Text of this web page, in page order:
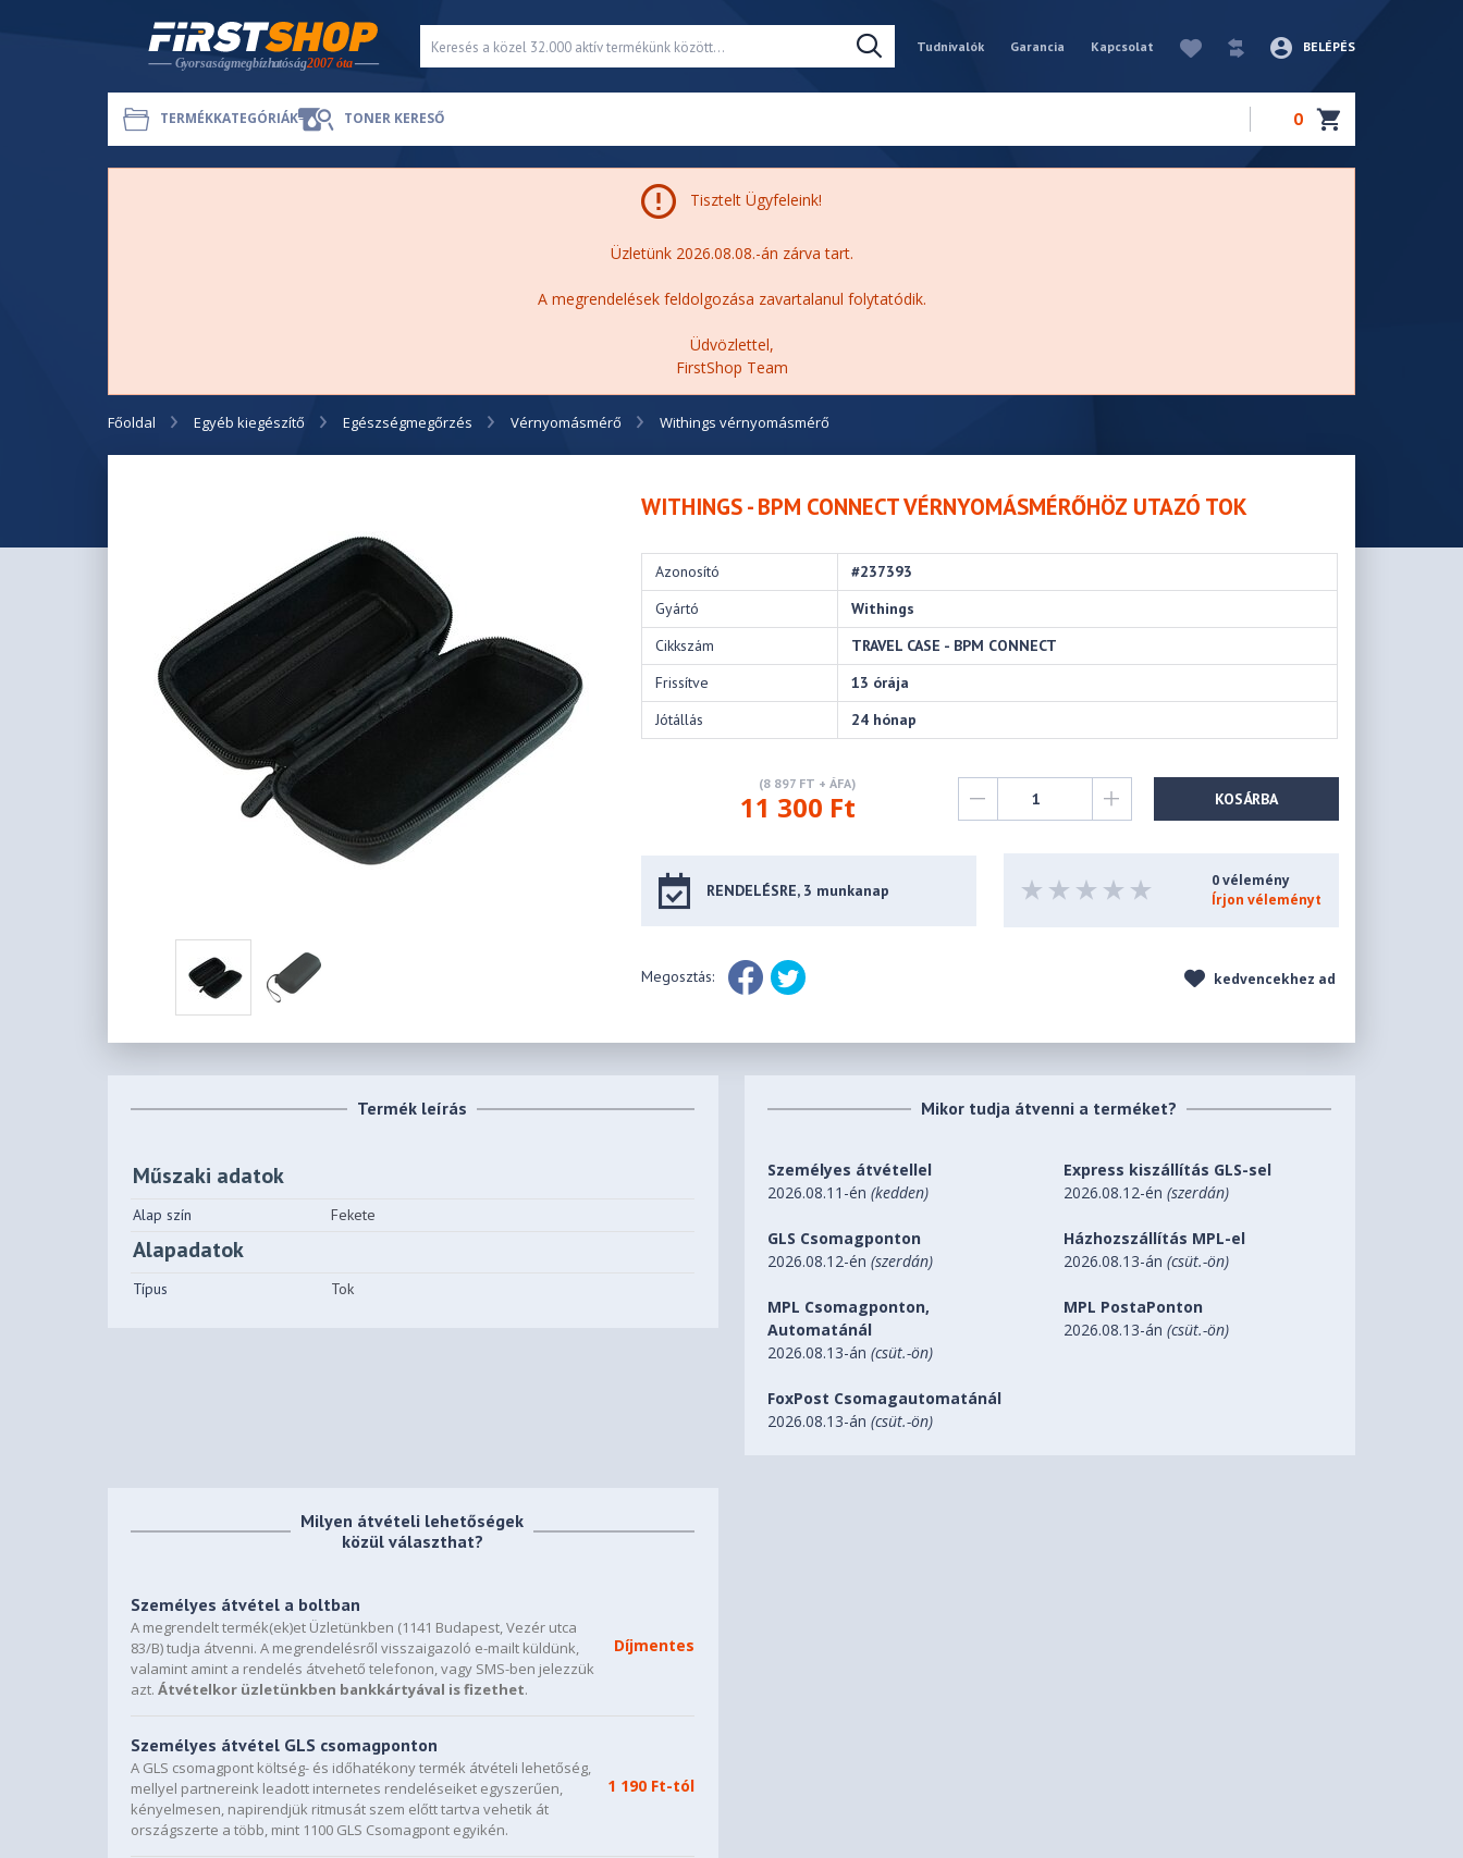
Tudnivalók Garancia Kapcsolat BELÉPÉS
TERMÉKKATEGÓRIÁK TONER KERESŐ 0
Tisztelt Ügyfeleink!
Üzletünk 2026.08.08.-án zárva tart.
A megrendelések feldolgozása zavartalanul folytatódik.
Üdvözlettel,
FirstShop Team
Főoldal Egyéb kiegészítő Egészségmegőrzés Vérnyomásmérő Withings vérnyomásmérő
WITHINGS - BPM CONNECT VÉRNYOMÁSMÉRŐHÖZ UTAZÓ TOK
Azonosító
#237393
Gyártó
Withings
Cikkszám
TRAVEL CASE - BPM CONNECT
Frissítve
13 órája
Jótállás
24 hónap
(8 897 FT + ÁFA)
11 300 Ft KOSÁRBA
RENDELÉSRE, 3 munkanap
0 vélemény
Írjon véleményt
Megosztás: kedvencekhez ad
Termék leírás
Műszaki adatok
Alap szín Fekete
Alapadatok
Típus Tok
Mikor tudja átvenni a terméket?
Személyes átvétellel
2026.08.11-én(kedden)
Express kiszállítás GLS-sel
2026.08.12-én (szerdán)
GLS Csomagponton
2026.08.12-én(szerdán)
Házhozszállítás MPL-el
2026.08.13-án (csüt.-ön)
MPL Csomagponton,
Automatánál
2026.08.13-án(csüt.-ön)
MPL PostaPonton
2026.08.13-án (csüt.-ön)
FoxPost Csomagautomatánál
2026.08.13-án(csüt.-ön)
Milyen átvételi lehetőségek
közül választhat?
Személyes átvétel a boltban
A megrendelt termék(ek)et Üzletünkben (1141 Budapest, Vezér utca
83/B) tudja átvenni. A megrendelésről visszaigazoló e-mailt küldünk,
valamint amint a rendelés átvehető telefonon, vagy SMS-ben jelezzük
azt.Átvételkor üzletünkben bankkártyával is fizethet.
Díjmentes
Személyes átvétel GLS csomagponton
A GLS csomagpont költség- és időhatékony termék átvételi lehetőség,
mellyel partnereink leadott internetes rendeléseiket egyszerűen,
kényelmesen, napirendjük ritmusát szem előtt tartva vehetik át
országszerte a több, mint 1100 GLS Csomagpont egyikén.
1 190 Ft-tól